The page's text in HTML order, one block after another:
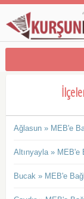
Ağlasun » MEB'e
Altınyayla » MEB'e
Bucak » MEB'e